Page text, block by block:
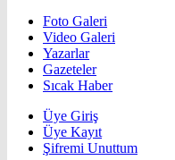
Foto Galeri
Video Galeri
Yazarlar
Gazeteler
Sıcak Haber
Üye Giriş
Üye Kayıt
Şifremi Unuttum